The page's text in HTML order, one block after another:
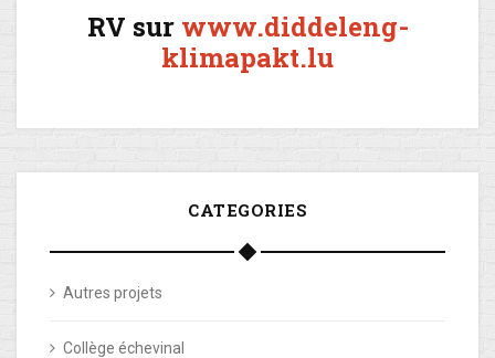
RV sur www.diddeleng-
klimapakt.lu
CATEGORIES
Autres projets
Collège échevinal